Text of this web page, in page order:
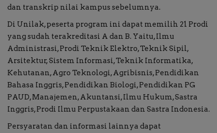
dan transkrip nilai kampus sebelumnya.
Di Unilak, peserta program ini dapat memilih 21 Prodi
yang sudah terakreditasi A dan B. Yaitu, Ilmu
Administrasi, Prodi Teknik Elektro, Teknik Sipil,
Arsitektur, Sistem Informasi, Teknik Informatika,
Kehutanan, Agro Teknologi, Agribisnis, Pendidikan
Bahasa Inggris, Pendidikan Biologi, Pendidikan PG
PAUD, Manajemen, Akuntansi, Ilmu Hukum, Sastra
Inggris, Prodi Ilmu Perpustakaan dan Sastra Indonesia.
Persyaratan dan informasi lainnya dapat